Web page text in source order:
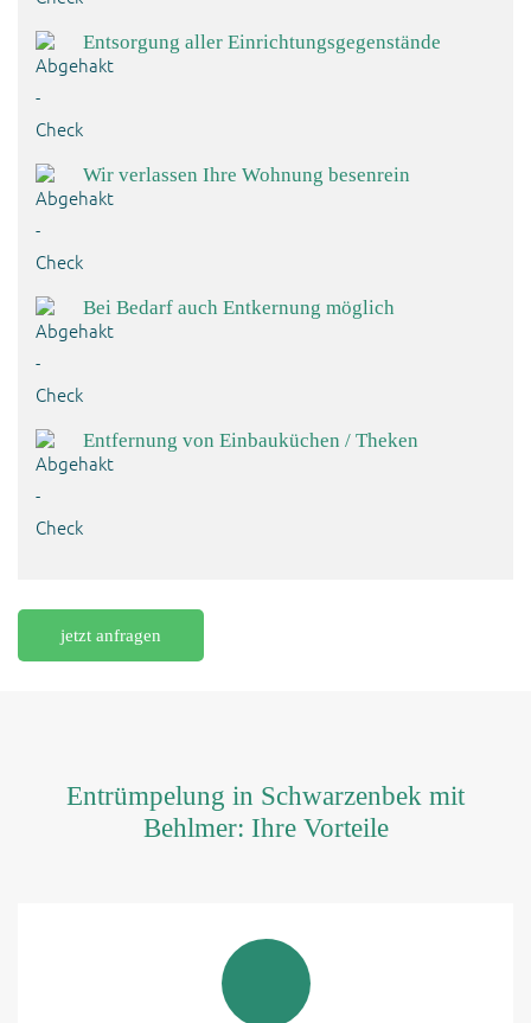
Entsorgung aller Einrichtungsgegenstände
Wir verlassen Ihre Wohnung besenrein
Bei Bedarf auch Entkernung möglich
Entfernung von Einbauküchen / Theken
jetzt anfragen
Entrümpelung in Schwarzenbek mit
Behlmer: Ihre Vorteile